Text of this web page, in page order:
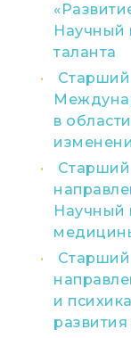
Научный
таланта
Старший
в
Старший
Научный
Старший
и
развития